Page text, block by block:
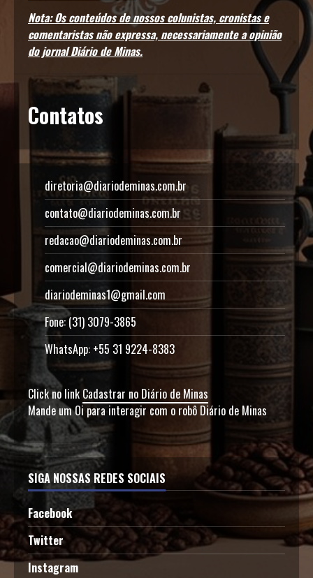
Nota: Os conteúdos de nossos colunistas, cronistas e
comentaristas não expressa, necessariamente a opinião
do jornal Diário de Minas.
Contatos
diretoria@diariodeminas.com.br
contato@diariodeminas.com.br
redacao@diariodeminas.com.br
comercial@diariodeminas.com.br
diariodeminas1@gmail.com
Fone: (31) 3079-3865
WhatsApp: +55 31 9224-8383
Click no link Cadastrar no Diário de Minas
Mande um Oi para interagir com o robô Diário de Minas
SIGA NOSSAS REDES SOCIAIS
Facebook
Twitter
Instagram